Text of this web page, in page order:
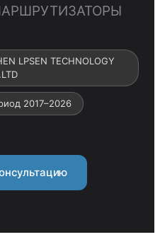
LPSEN TECHNOLOGY
2017–2026